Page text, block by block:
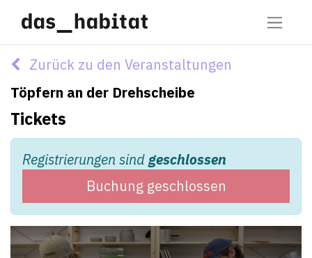
Zurück zu den Veranstaltungen
Töpfern an der Drehscheibe
Tickets
Registrierungen sindgeschlossen
Buchung geschlossen